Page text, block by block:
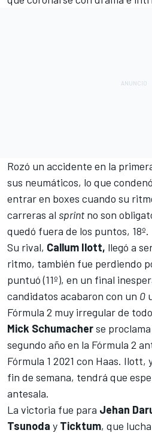
Rozó un accidente en la
sus neumáticos, lo que
entrar en boxes cuando su
carreras al sprint no son
quedó fuera de los puntos, 18º.
Su rival, Callum Ilott, llegó a
ritmo, también fue perdiendo
puntuó (11º), en un final
candidatos acabaron con un 0
Fórmula 2 muy irregular de
Mick Schumacherse
segundo año en la Fórmula 2
Fórmula 1 2021 con Haas. Ilott,
fin de semana, tendrá que
antesala.
La victoria fue para Jehan
Tsunoda y Ticktum, que